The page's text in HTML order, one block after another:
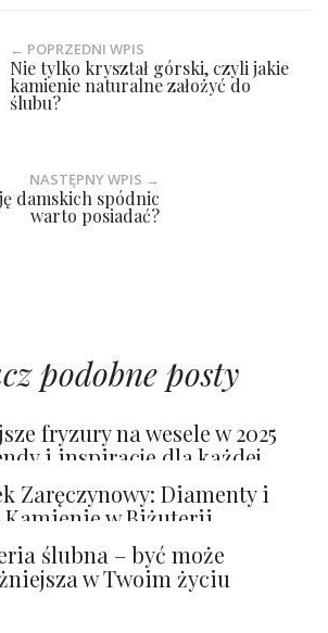
← POPRZEDNI WPIS
Nie tylko kryształ górski, czyli jakie
kamienie naturalne założyć do
ślubu?
NASTĘPNY WPIS →
damskich spódnic
warto posiadać?
podobne posty
fryzury na wesele w 2025
i inspiracje dla każdej
panny młodej
Zaręczynowy: Diamenty i
Kamienie w Biżuterii
Zaręczynowej
ślubna – być może
w Twoim życiu